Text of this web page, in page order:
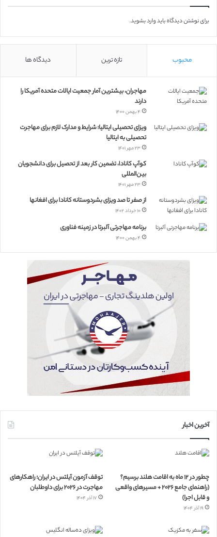
برای نوشتن دیدگاه بایدوارد بشوید.
محبوب تازه ترین دیدگاه ها
مهاجران، بیشترین آمار جمعیت ایالات متحده آمریکا را
دارند
۴ بهمن ۱۴۰۰
ویزای تحصیلی ایتالیا؛ شرایط و مدارک لازم برای مهاجرت
تحصیلی به ایتالیا
۲۳ مهر ۱۴۰۱
کوآپ کانادا، تضمین کار بعد از تحصیل برای دانشجویان
بین‌المللی
۲۳ مهر ۱۴۰۱
از صفر تا صد ویزای بشردوستانه کانادا برای افغانها
۱۰ خرداد ۱۴۰۲
برنامه مهاجرتی آلبرتا در زمینه فناوری
۴ بهمن ۱۴۰۰
آخرین اخبار
چطور در ۱۲ ماه به اقامت هلند برسیم؟
(راهنمای جامع ۲۰۲۶ + مسیرهای واقعی
و قابل اجرا)
۱۹ آذر ۱۴۰۴
توقف آزمون آیلتس در ایران؛ راهکارهای
مهاجرت در ۲۰۲۶ برای داوطلبان
۱۷ آذر ۱۴۰۴